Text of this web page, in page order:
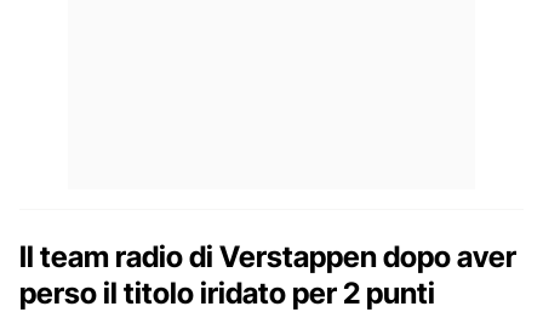
Il team radio di Verstappen dopo aver
perso il titolo iridato per 2 punti